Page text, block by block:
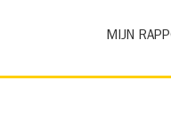
MIJN